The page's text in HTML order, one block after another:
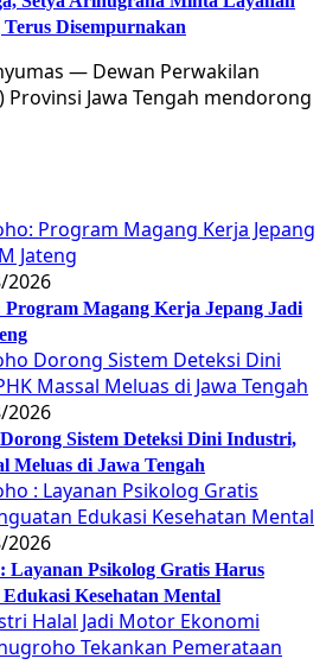
Disempurnakan
— Dewan Perwakilan
Provinsi Jawa Tengah mendorong
2026
Magang Kerja Jepang Jadi
2026
Sistem Deteksi Dini Industri,
Meluas di Jawa Tengah
2026
Layanan Psikolog Gratis Harus
Kesehatan Mental